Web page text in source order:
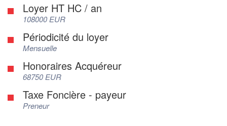
Loyer HT HC / an
108000 EUR
Périodicité du loyer
Mensuelle
Honoraires Acquéreur
68750 EUR
Taxe Foncière - payeur
Preneur